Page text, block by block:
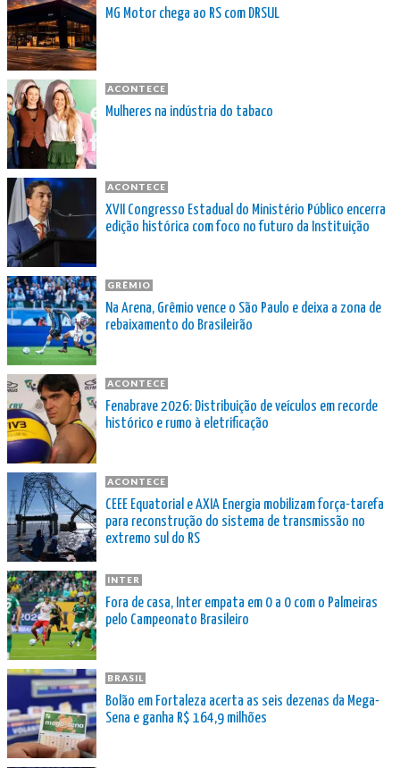
MG Motor chega ao RS com DRSUL
ACONTECE
Mulheres na indústria do tabaco
ACONTECE
XVII Congresso Estadual do Ministério Público encerra
edição histórica com foco no futuro da Instituição
GRÊMIO
Na Arena, Grêmio vence o São Paulo e deixa a zona de
rebaixamento do Brasileirão
ACONTECE
Fenabrave 2026: Distribuição de veículos em recorde
histórico e rumo à eletrificação
ACONTECE
CEEE Equatorial e AXIA Energia mobilizam força-tarefa
para reconstrução do sistema de transmissão no
extremo sul do RS
INTER
Fora de casa, Inter empata em 0 a 0 com o Palmeiras
pelo Campeonato Brasileiro
BRASIL
Bolão em Fortaleza acerta as seis dezenas da Mega-
Sena e ganha R$ 164,9 milhões